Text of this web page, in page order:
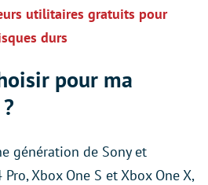
utilitaires gratuits pour
durs
pour ma
génération de Sony et
Xbox One S et Xbox One X,